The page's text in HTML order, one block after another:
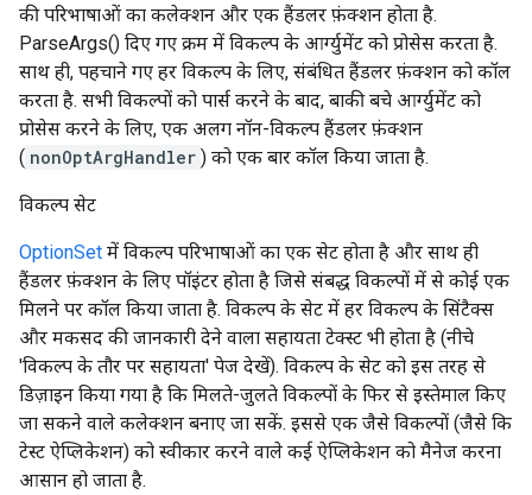
की परिभाषाओं का कलेक्शन और एक हैंडलर फ़ंक्शन होता है.
ParseArgs() दिए गए क्रम में विकल्प के आर्ग्युमेंट को प्रोसेस करता है.
साथ ही, पहचाने गए हर विकल्प के लिए, संबंधित हैंडलर फ़ंक्शन को कॉल
करता है. सभी विकल्पों को पार्स करने के बाद, बाकी बचे आर्ग्युमेंट को
प्रोसेस करने के लिए, एक अलग नॉन-विकल्प हैंडलर फ़ंक्शन
( nonOptArgHandler ) को एक बार कॉल किया जाता है.
विकल्प सेट
OptionSet में विकल्प परिभाषाओं का एक सेट होता है और साथ ही
हैंडलर फ़ंक्शन के लिए पॉइंटर होता है जिसे संबद्ध विकल्पों में से कोई एक
मिलने पर कॉल किया जाता है. विकल्प के सेट में हर विकल्प के सिंटैक्स
और मकसद की जानकारी देने वाला सहायता टेक्स्ट भी होता है (नीचे
'विकल्प के तौर पर सहायता' पेज देखें). विकल्प के सेट को इस तरह से
डिज़ाइन किया गया है कि मिलते-जुलते विकल्पों के फिर से इस्तेमाल किए
जा सकने वाले कलेक्शन बनाए जा सकें. इससे एक जैसे विकल्पों (जैसे कि
टेस्ट ऐप्लिकेशन) को स्वीकार करने वाले कई ऐप्लिकेशन को मैनेज करना
आसान हो जाता है.